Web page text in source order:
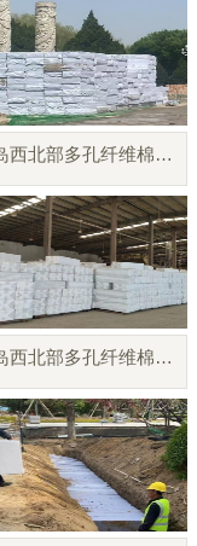
舟山本岛西北部多孔纤维棉雨水调蓄模块
舟山本岛西北部多孔纤维棉模块供应